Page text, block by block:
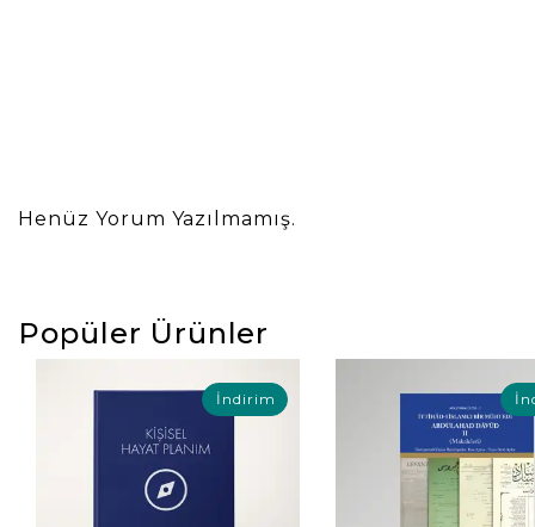
Henüz Yorum Yazılmamış.
Popüler Ürünler
İndirim